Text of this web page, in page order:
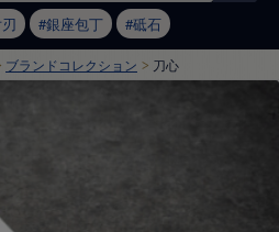
銀座包丁 砥石
ブランドコレクション 刀心